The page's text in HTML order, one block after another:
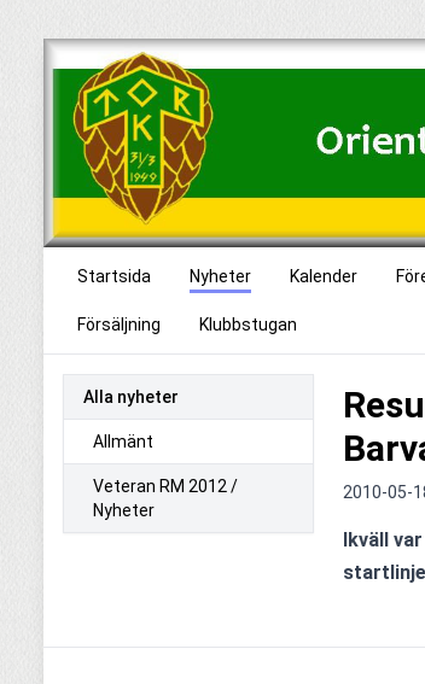
Startsida Nyheter Kalender
Försäljning Klubbstugan
Alla nyheter
Allmänt
Veteran RM 2012 /
Nyheter
2010-05-
Ikväll